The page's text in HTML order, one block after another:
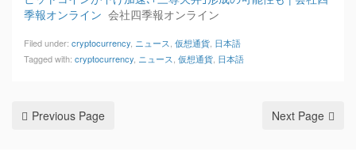
季報オンライン 会社四季報オンライン
Filed under: cryptocurrency ニュース 仮想通貨 日本語
Tagged with: cryptocurrency ニュース 仮想通貨 日本語
Previous Page Next Page